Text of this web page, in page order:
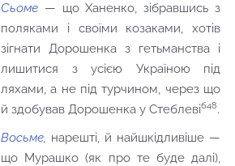
Сьоме — що Ханенко, зібравшись з
поляками і своїми козаками, хотів
зігнати Дорошенка з гетьманства і
лишитися з усією Україною під
ляхами, а не під турчином, через що
й здобував Дорошенка у Стеблевіб48.
Восьме, нарешті, й найшкідливіше —
що Мурашко (як про те буде далі),